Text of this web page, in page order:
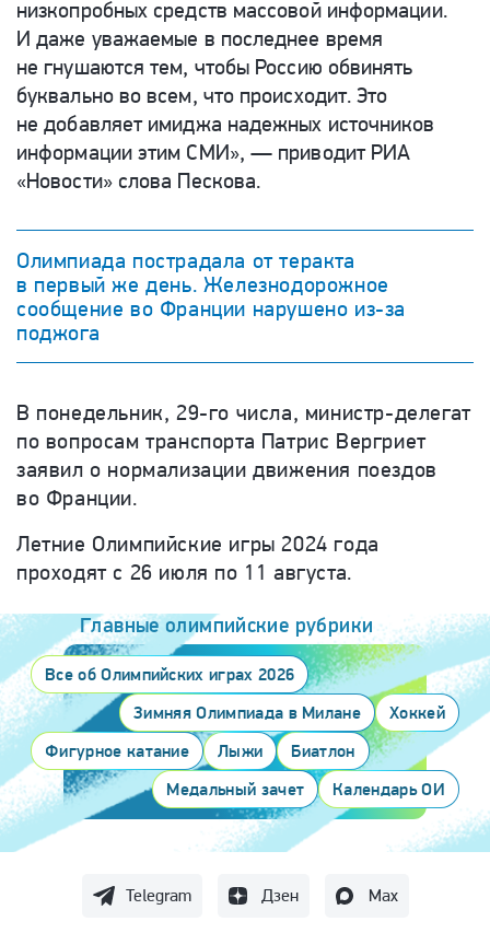
низкопробных средств массовой информации.
И даже уважаемые в последнее время
не гнушаются тем, чтобы Россию обвинять
буквально во всем, что происходит. Это
не добавляет имиджа надежных источников
информации этим СМИ», — приводит РИА
«Новости» слова Пескова.
Олимпиада пострадала от теракта
в первый же день. Железнодорожное
сообщение во Франции нарушено из-за
поджога
В понедельник, 29-го числа, министр-делегат
по вопросам транспорта Патрис Вергриет
заявил о нормализации движения поездов
во Франции.
Летние Олимпийские игры 2024 года
проходят с 26 июля по 11 августа.
Главные олимпийские рубрики
Все об Олимпийских играх 2026
Зимняя Олимпиада в Милане
Хоккей
Фигурное катание
Лыжи
Биатлон
Медальный зачет
Календарь ОИ
Telegram Дзен Max